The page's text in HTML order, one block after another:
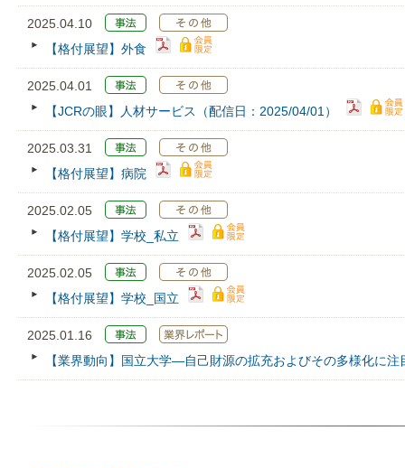
2025.04.10
【格付展望】外食
2025.04.01
【JCRの眼】人材サービス（配信日：2025/04/01）
2025.03.31
【格付展望】病院
2025.02.05
【格付展望】学校_私立
2025.02.05
【格付展望】学校_国立
2025.01.16
【業界動向】国立大学―自己財源の拡充およびその多様化に